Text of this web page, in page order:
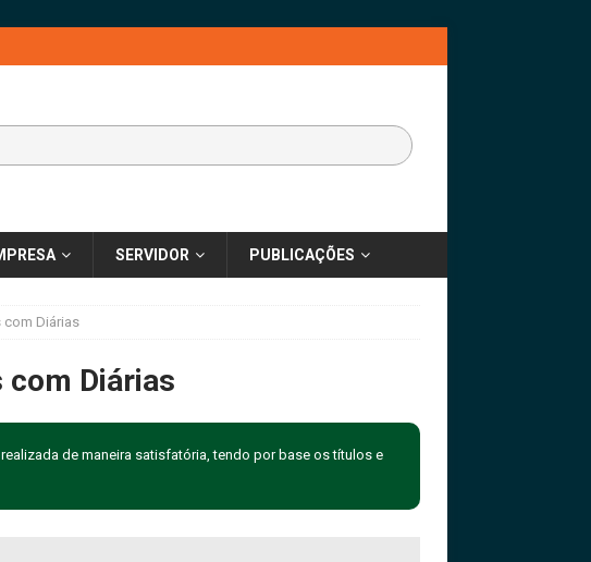
SERVIDOR PUBLICAÇÕES
com Diárias
com Diárias
de maneira satisfatória, tendo por base os títulos e